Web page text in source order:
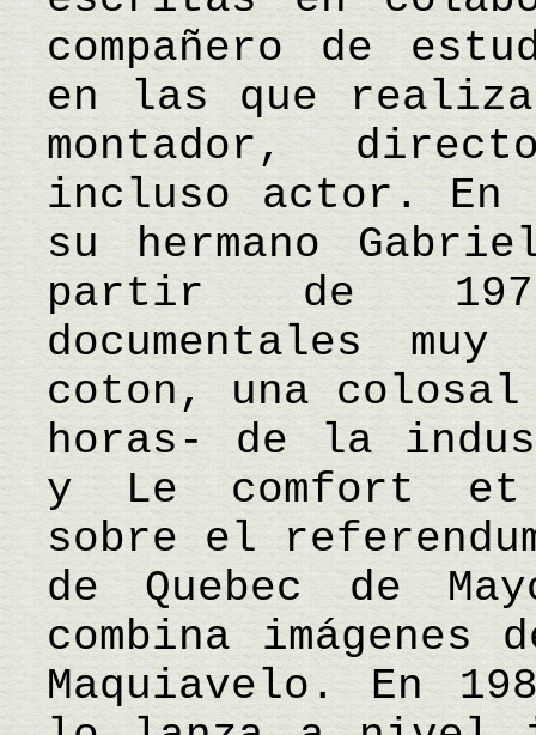
compañero de
en las que realiza
montador,
incluso actor. En
su hermano
partir de
documentales
coton, una
horas- de la
y Le comfort et
sobre el
de Quebec de
combina
Maquiavelo. En